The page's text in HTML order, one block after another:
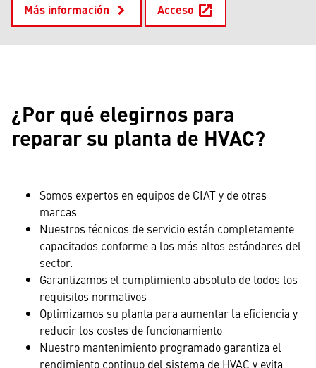
Más información keyboard_arrow_right Acceso open_in_newSe abre
¿Por qué elegirnos para
reparar su planta de HVAC?
Somos expertos en equipos de CIAT y de otras
marcas
Nuestros técnicos de servicio están completamente
capacitados conforme a los más altos estándares del
sector.
Garantizamos el cumplimiento absoluto de todos los
requisitos normativos
Optimizamos su planta para aumentar la eficiencia y
reducir los costes de funcionamiento
Nuestro mantenimiento programado garantiza el
rendimiento continuo del sistema de HVAC y evita